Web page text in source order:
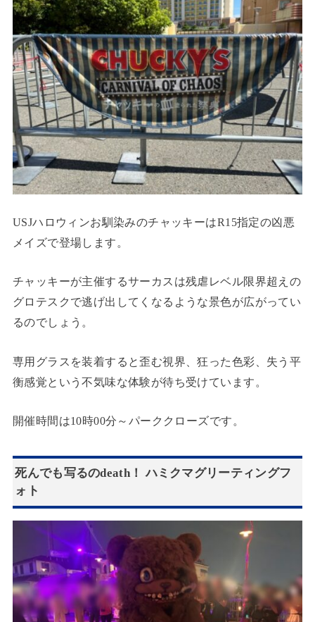
USJハロウィンお馴染みのチャッキーはR15指定の凶悪
メイズで登場します。
チャッキーが主催するサーカスは残虐レベル限界超えの
グロテスクで逃げ出してくなるような景色が広がってい
るのでしょう。
専用グラスを装着すると歪む視界、狂った色彩、失う平
衡感覚という不気味な体験が待ち受けています。
開催時間は10時00分～パーククローズです。
死んでも写るのdeath！ ハミクマグリーティングフ
ォト